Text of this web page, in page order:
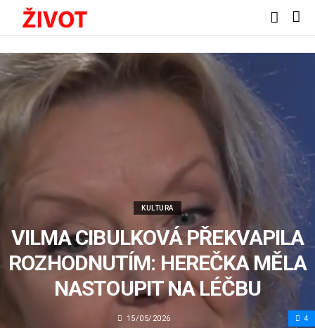
KULTURA
VILMA CIBULKOVÁ PŘEKVAPILA
ROZHODNUTÍM: HEREČKA MĚLA
NASTOUPIT NA LÉČBU
15/05/2026 4